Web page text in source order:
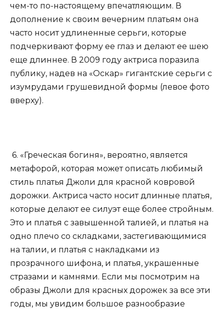
чем-то по-настоящему впечатляющим. В
дополнение к своим вечерним платьям она
часто носит удлиненные серьги, которые
подчеркивают форму ее глаз и делают ее шею
еще длиннее. В 2009 году актриса поразила
публику, надев на «Оскар» гигантские серьги с
изумрудами грушевидной формы (левое фото
вверху).
6. «Греческая богиня», вероятно, является
метафорой, которая может описать любимый
стиль платья Джоли для красной ковровой
дорожки. Актриса часто носит длинные платья,
которые делают ее силуэт еще более стройным.
Это и платья с завышенной талией, и платья на
одно плечо со складками, застегивающимися
на талии, и платья с накладками из
прозрачного шифона, и платья, украшенные
стразами и камнями. Если мы посмотрим на
образы Джоли для красных дорожек за все эти
годы, мы увидим большое разнообразие